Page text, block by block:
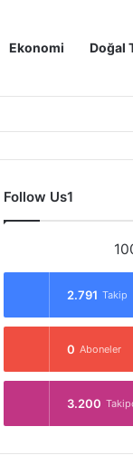
Ekonomi Doğal
Follow Us1
2.791 Takip
0 Aboneler
3.200